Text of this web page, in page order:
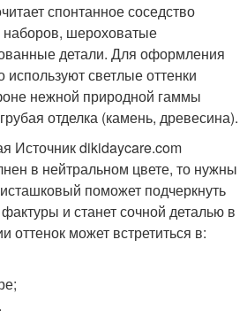
спонтанное соседство
наборов, шероховатые
детали. Для оформления
используют светлые оттенки
нежной природной гаммы
отделка (камень, древесина).
Источник dikidaycare.com
в нейтральном цвете, то нужны
поможет подчеркнуть
и станет сочной деталью в
может встретиться в: